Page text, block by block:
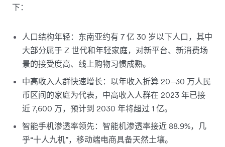
下：
人口结构年轻：东南亚约有 7 亿 30 岁以下人口，其中
大部分属于 Z 世代和年轻家庭，对新平台、新消费场
景的接受度高、线上购物习惯成熟。
中高收入人群快速增长：以年收入折算 20–30 万人民
币区间的家庭为代表，中高收入人群在 2023 年已接
近 7,600 万，预计到 2030 年将超过 1 亿。
智能手机渗透率领先：智能机渗透率接近 88.9%，几
乎“十人九机”，移动端电商具备天然土壤。